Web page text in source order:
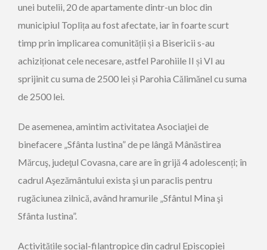
unei butelii, 20 de apartamente dintr-un bloc din
municipiul Toplița au fost afectate, iar în foarte scurt
timp prin implicarea comunității și a Bisericii s-au
achiziționat cele necesare, astfel Parohiile II și VI au
sprijinit cu suma de 2500 lei și Parohia Călimănel cu suma
de 2500 lei.
De asemenea, amintim activitatea Asociaţiei de
binefacere „Sfânta Iustina” de pe lângă Mânăstirea
Mărcuş, judeţul Covasna, care are în grijă 4 adolescenți; în
cadrul Aşezământului exista şi un paraclis pentru
rugăciunea zilnică, având hramurile „Sfântul Mina şi
Sfânta Iustina”.
Activitățile social-filantropice din cadrul Episcopiei